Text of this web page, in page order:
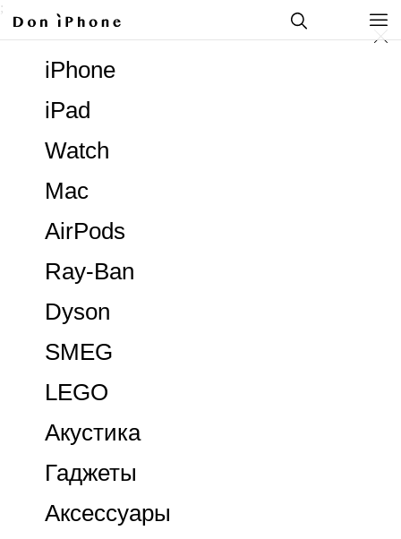
;
Аксессуары
Гаджеты
Акустика
Dyson
AirPods
Ray-Ban
LEGO
SMEG
Mac
Watch
iPad
iPhone